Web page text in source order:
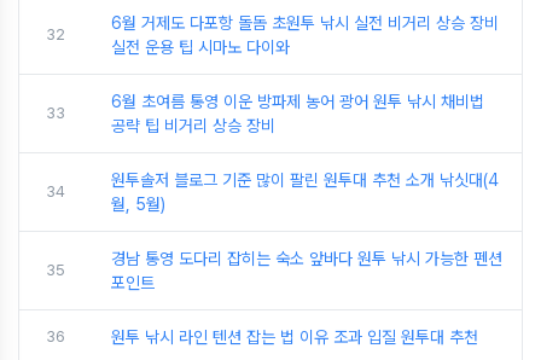
32
6월 거제도 다포항 돌돔 초원투 낚시 실전 비거리 상승 장비
실전 운용 팁 시마노 다이와
33
6월 초여름 통영 이운 방파제 농어 광어 원투 낚시 채비법
공략 팁 비거리 상승 장비
34
원투솔저 블로그 기준 많이 팔린 원투대 추천 소개 낚싯대(4
월, 5월)
35
경남 통영 도다리 잡히는 숙소 앞바다 원투 낚시 가능한 펜션
포인트
36 원투 낚시 라인 텐션 잡는 법 이유 조과 입질 원투대 추천